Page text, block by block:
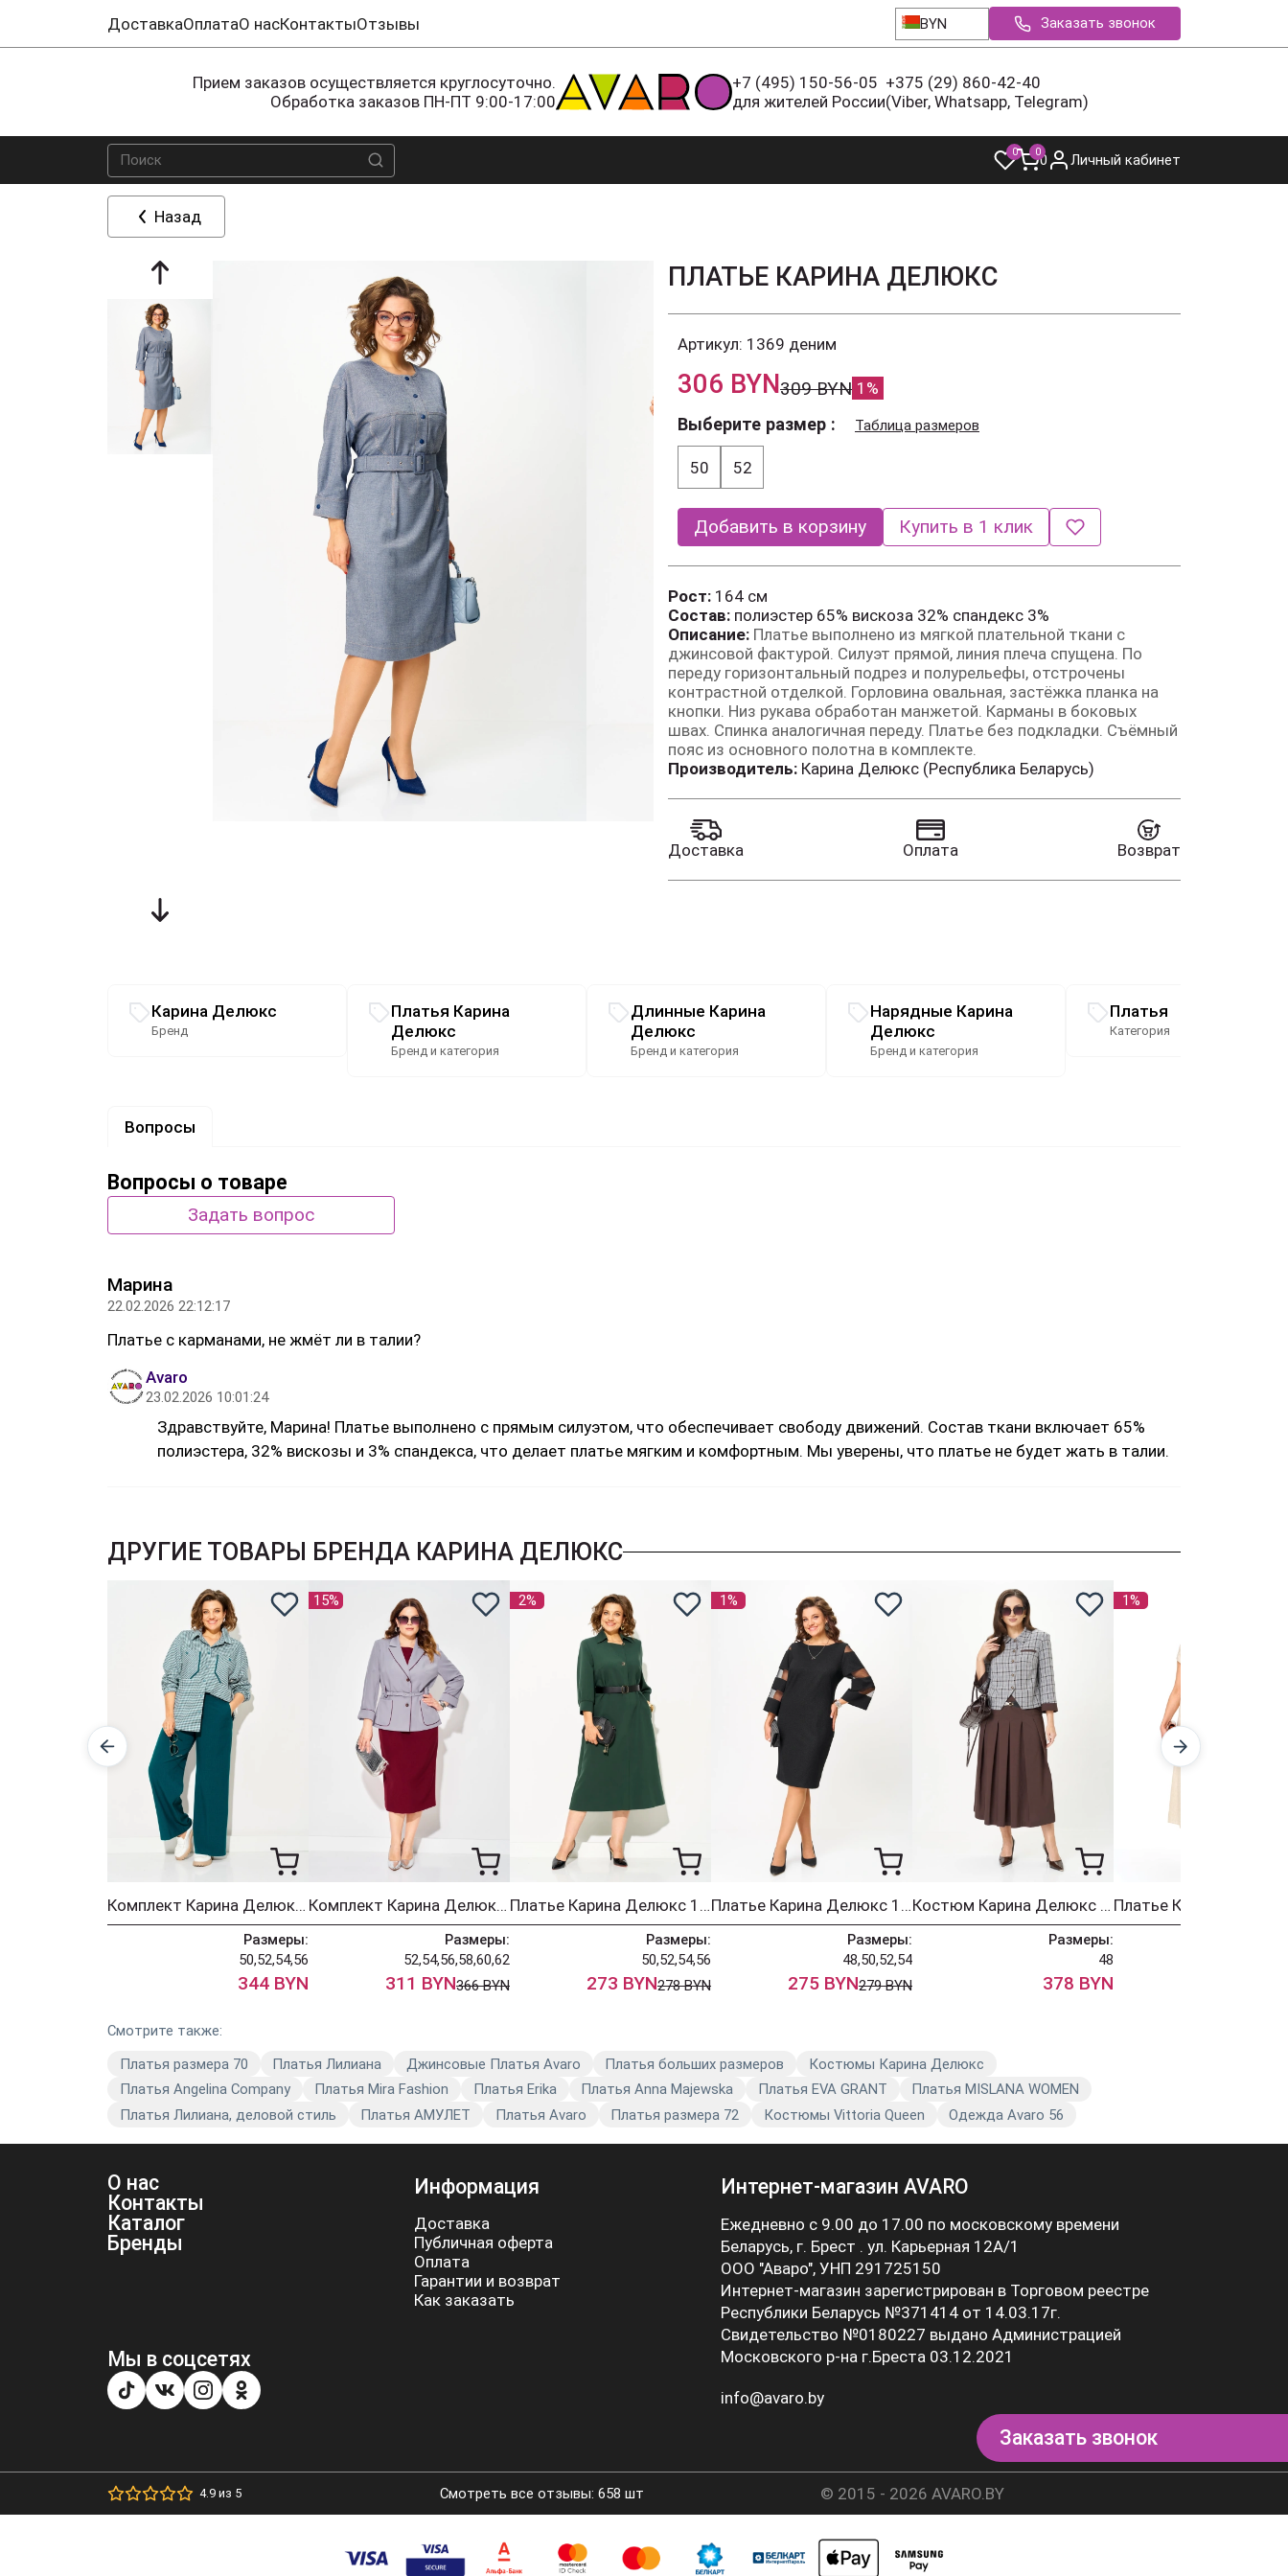
ДоставкаОплатаО насКонтактыОтзывы BYN Заказать звонок
Прием заказов осуществляется круглосуточно.
Обработка заказов ПН-ПТ 9:00-17:00
+7 (495) 150-56-05
для жителей России
+375 (29) 860-42-40
(Viber, Whatsapp, Telegram)
0 00 Личный кабинет
Назад
ПЛАТЬЕ КАРИНА ДЕЛЮКС
Артикул: 1369 деним
306 BYN309 BYN 1%
Выберите размер Таблица размеров
50 52
Добавить в корзину Купить в 1 клик
Рост: 164 см
Состав: полиэстер 65% вискоза 32% спандекс 3%
Описание: Платье выполнено из мягкой плательной ткани с
джинсовой фактурой. Силуэт прямой, линия плеча спущена. По
переду горизонтальный подрез и полурельефы, отстрочены
контрастной отделкой. Горловина овальная, застёжка планка на
кнопки. Низ рукава обработан манжетой. Карманы в боковых
швах. Спинка аналогичная переду. Платье без подкладки. Съёмный
пояс из основного полотна в комплекте.
Производитель: Карина Делюкс (Республика Беларусь)
Доставка Оплата Возврат
Карина Делюкс
Бренд
Платья Карина
Делюкс
Бренд и категория
Длинные Карина
Делюкс
Бренд и категория
Нарядные Карина
Делюкс
Бренд и категория
Платья
Категория
Вопросы
Вопросы о товаре
Задать вопрос
Марина
22.02.2026 22:12:17
Платье с карманами, не жмёт ли в талии?
Avaro
23.02.2026 10:01:24
Здравствуйте, Марина! Платье выполнено с прямым силуэтом, что обеспечивает свободу движений. Состав ткани включает 65%
полиэстера, 32% вискозы и 3% спандекса, что делает платье мягким и комфортным. Мы уверены, что платье не будет жать в талии.
ДРУГИЕ ТОВАРЫ БРЕНДА КАРИНА ДЕЛЮКС
Комплект Карина Делюкс 1459 морская волна
Размеры:
50,52,54,56
344 BYN
15%
Комплект Карина Делюкс 1382 сизый + бургунди
Размеры:
52,54,56,58,60,62
311 BYN366 BYN
2%
Платье Карина Делюкс 1454 темно-зеленый
Размеры:
50,52,54,56
273 BYN278 BYN
1%
Платье Карина Делюкс 1387
Размеры:
48,50,52,54
275 BYN279 BYN
Костюм Карина Делюкс 1418
Размеры:
48
378 BYN
1%
Смотрите также:
Платья размера 70
Платья Лилиана Джинсовые Платья Avaro Платья больших размеров
Костюмы Карина Делюкс
Платья Angelina Company
Платья Mira Fashion Платья Erika Платья Anna Majewska Платья EVA GRANT
Платья MISLANA WOMEN
Платья Лилиана, деловой стиль
Платья АМУЛЕТ Платья Avaro Платья размера 72 Костюмы Vittoria Queen Одежда Avaro 56
О нас
Контакты
Каталог
Бренды
Мы в соцсетях
Информация
Доставка
Публичная оферта
Оплата
Гарантии и возврат
Как заказать
Интернет-магазин AVARO
Ежедневно с 9.00 до 17.00 по московскому времени
Беларусь, г. Брест . ул. Карьерная 12А/1
ООО "Аваро", УНП 291725150
Интернет-магазин зарегистрирован в Торговом реестре
Республики Беларусь №371414 от 14.03.17г.
Свидетельство №0180227 выдано Администрацией
Московского р-на г.Бреста 03.12.2021
info@avaro.by
Заказать звонок
4.9 из 5 Смотреть все отзывы: 658 шт © 2015 - 2026 AVARO.BY